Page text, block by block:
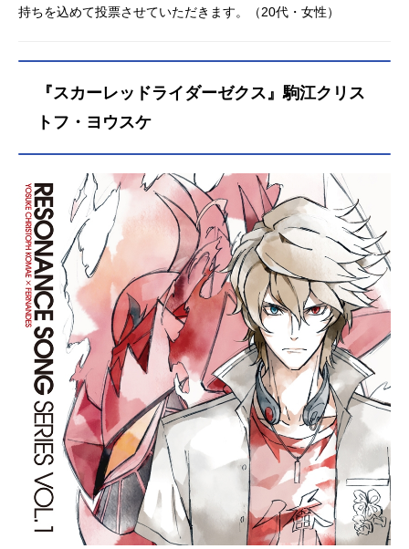
持ちを込めて投票させていただきます。（20代・女性）
『スカーレッドライダーゼクス』駒江クリス
トフ・ヨウスケ